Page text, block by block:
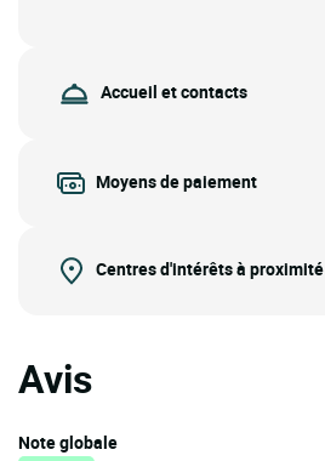
Accueil et contacts
Moyens de paiement
Centres d'intérêts à proximité
Avis
Note globale